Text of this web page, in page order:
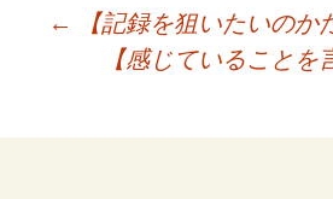
←
【記録を狙いたいの
【感じていること